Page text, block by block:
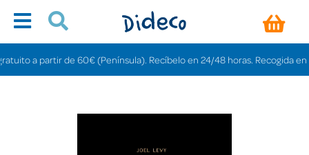
a partir de 60€ (Península). Recíbelo en 24/48 horas. Recogida en